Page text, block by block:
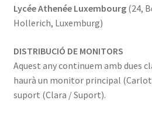
Lycée Athenée Luxembourg(24,
Hollerich, Luxemburg)
DISTRIBUCIÓ DE MONITORS
Aquest any continuem amb dues
haurà un monitor principal
suport (Clara / Suport).